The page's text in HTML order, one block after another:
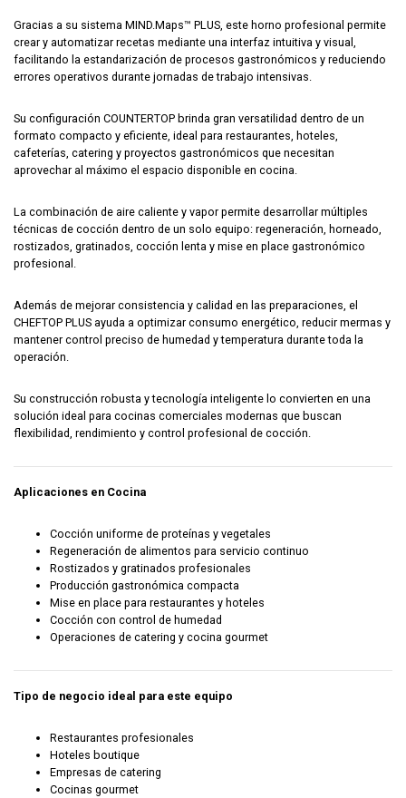
Gracias a su sistema MIND.Maps™ PLUS, este horno profesional permite
crear y automatizar recetas mediante una interfaz intuitiva y visual,
facilitando la estandarización de procesos gastronómicos y reduciendo
errores operativos durante jornadas de trabajo intensivas.
Su configuración COUNTERTOP brinda gran versatilidad dentro de un
formato compacto y eficiente, ideal para restaurantes, hoteles,
cafeterías, catering y proyectos gastronómicos que necesitan
aprovechar al máximo el espacio disponible en cocina.
La combinación de aire caliente y vapor permite desarrollar múltiples
técnicas de cocción dentro de un solo equipo: regeneración, horneado,
rostizados, gratinados, cocción lenta y mise en place gastronómico
profesional.
Además de mejorar consistencia y calidad en las preparaciones, el
CHEFTOP PLUS ayuda a optimizar consumo energético, reducir mermas y
mantener control preciso de humedad y temperatura durante toda la
operación.
Su construcción robusta y tecnología inteligente lo convierten en una
solución ideal para cocinas comerciales modernas que buscan
flexibilidad, rendimiento y control profesional de cocción.
Aplicaciones en Cocina
Cocción uniforme de proteínas y vegetales
Regeneración de alimentos para servicio continuo
Rostizados y gratinados profesionales
Producción gastronómica compacta
Mise en place para restaurantes y hoteles
Cocción con control de humedad
Operaciones de catering y cocina gourmet
Tipo de negocio ideal para este equipo
Restaurantes profesionales
Hoteles boutique
Empresas de catering
Cocinas gourmet